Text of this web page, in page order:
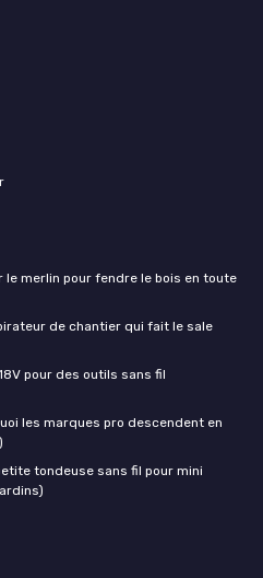
merlin pour fendre le bois en toute
de chantier qui fait le sale
pour des outils sans fil
les marques pro descendent en
tondeuse sans fil pour mini